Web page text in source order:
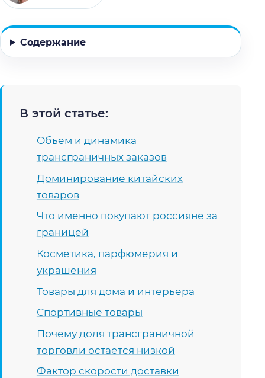
Содержание
В этой статье:
Объем и динамика
трансграничных заказов
Доминирование китайских
товаров
Что именно покупают россияне за
границей
Косметика, парфюмерия и
украшения
Товары для дома и интерьера
Спортивные товары
Почему доля трансграничной
торговли остается низкой
Фактор скорости доставки